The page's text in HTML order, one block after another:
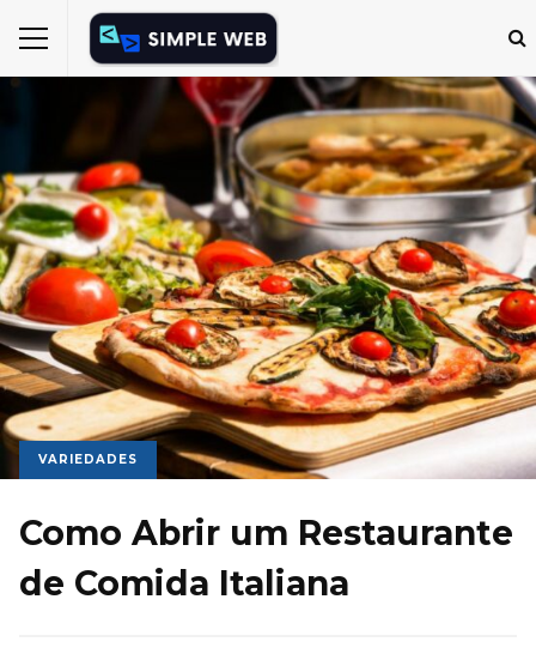
VARIEDADES
Como Abrir um Restaurante
de Comida Italiana